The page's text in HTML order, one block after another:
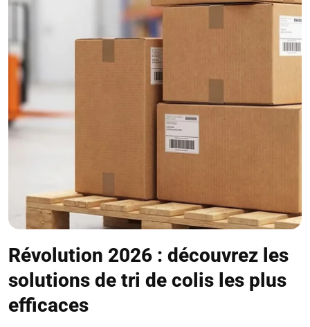
Révolution 2026 : découvrez les
solutions de tri de colis les plus
efficaces